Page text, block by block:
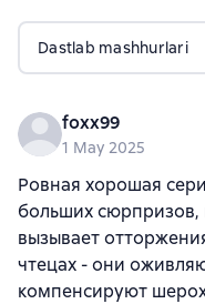
Dastlab mashhurlari
foxx99
1 May 2025
Ровная хорошая
больших
вызывает
чтецах - они
компенсируют